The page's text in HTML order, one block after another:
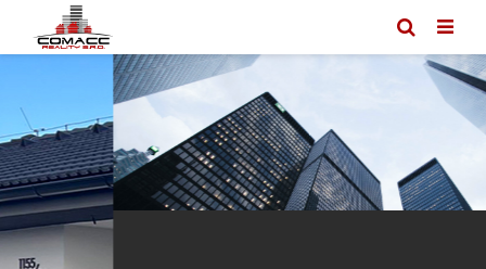
Predaj nehnuteľností